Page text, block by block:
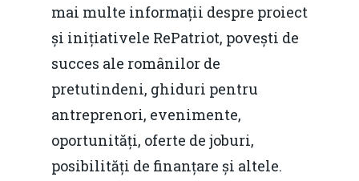
mai multe informații despre proiect
și inițiativele RePatriot, povești de
succes ale românilor de
pretutindeni, ghiduri pentru
antreprenori, evenimente,
oportunități, oferte de joburi,
posibilități de finanțare și altele.